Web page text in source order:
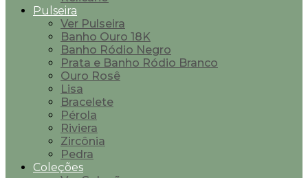
Pulseira
Ver Pulseira
Banho Ouro 18K
Banho Ródio Negro
Prata e Banho Ródio Branco
Ouro Rosê
Lisa
Bracelete
Pérola
Riviera
Zircônia
Pedra
Coleções